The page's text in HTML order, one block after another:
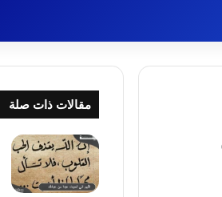
مقالات ذات صلة